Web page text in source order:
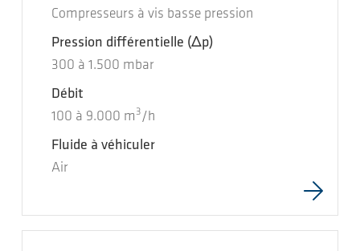
Compresseurs à vis basse pression
Pression différentielle (Δp)
300 à 1.500 mbar
Débit
100 à 9.000 m 3 /h
Fluide à véhiculer
Air